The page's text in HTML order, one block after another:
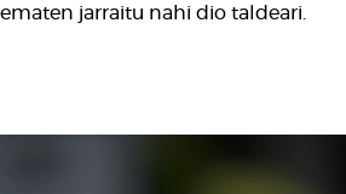
jarraitu nahi dio taldeari.